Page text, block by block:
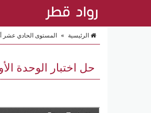
الرئيسية » المستوى الحادي عشر
حل اختبار الوحدة